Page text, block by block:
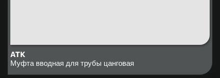
ATК
Муфта вводная для трубы цанговая